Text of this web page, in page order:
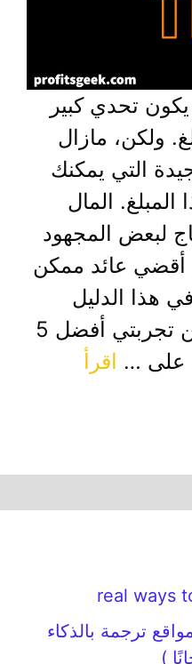
قد يكون تحدي كبير
ولكن، مازال
التي يمكنك
المبلغ. المال
لبعض المجهود
أقضي عائد ممكن
هذا الدليل
دعني أشارك معك من تجربتي أفضل 5
على … اقرأ
ترجمة بالذكاء